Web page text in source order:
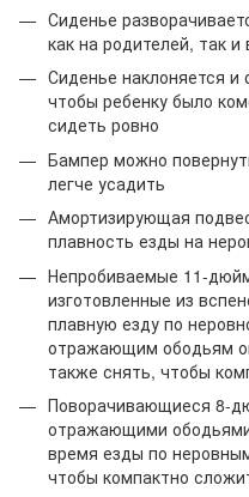
Сиденье
как на родителей, так и
Сиденье наклоняется и
чтобы ребенку было
сидеть ровно
Бампер можно
легче усадить
Амортизирующая
плавность езды на
Непробиваемые 11-
изготовленные из
плавную езду по
отражающим ободьям
также снять, чтобы
Поворачивающиеся 8-
отражающими
время езды по
чтобы компактно